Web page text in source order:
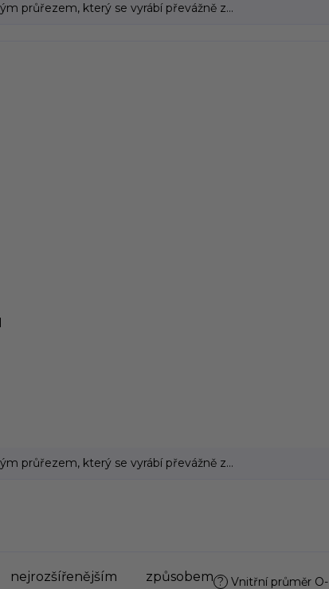
průřezem, který se vyrábí převážně z...
průřezem, který se vyrábí převážně z...
způsobem ? Vnitřní průměr O-